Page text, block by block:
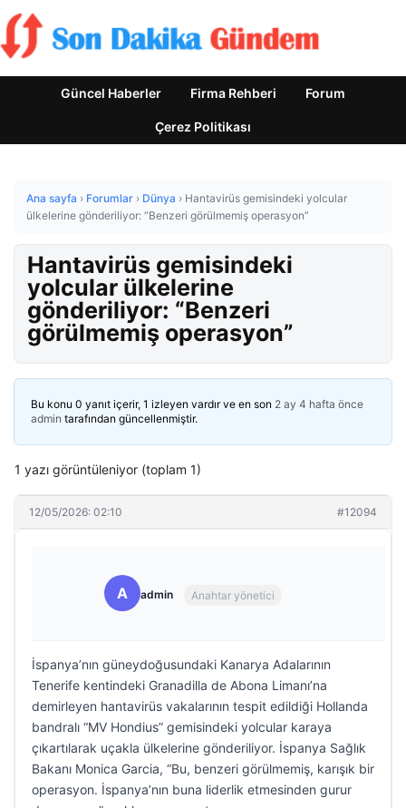
Güncel Haberler Firma Rehberi Forum
Çerez Politikası
Ana sayfa › Forumlar › Dünya › Hantavirüs gemisindeki yolcular
ülkelerine gönderiliyor: “Benzeri görülmemiş operasyon”
Hantavirüs gemisindeki
yolcular ülkelerine
gönderiliyor: “Benzeri
görülmemiş operasyon”
Bu konu 0 yanıt içerir, 1 izleyen vardır ve en son 2 ay 4 hafta önce
admin tarafından güncellenmiştir.
1 yazı görüntüleniyor (toplam 1)
12/05/2026: 02:10 #12094
A admin Anahtar yönetici
İspanya’nın güneydoğusundaki Kanarya Adalarının
Tenerife kentindeki Granadilla de Abona Limanı’na
demirleyen hantavirüs vakalarının tespit edildiği Hollanda
bandralı “MV Hondius” gemisindeki yolcular karaya
çıkartılarak uçakla ülkelerine gönderiliyor. İspanya Sağlık
Bakanı Monica Garcia, “Bu, benzeri görülmemiş, karışık bir
operasyon. İspanya’nın buna liderlik etmesinden gurur